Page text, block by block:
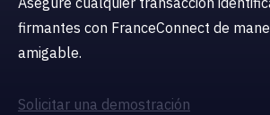
firmantes con FranceConnect de
amigable.
Solicitar una demostración